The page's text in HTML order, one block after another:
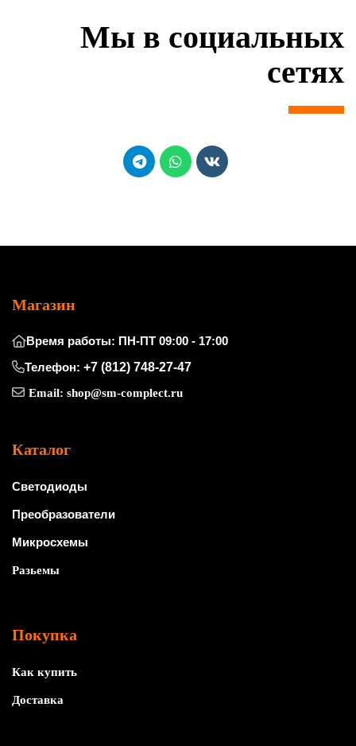
Мы в социальных
сетях
Магазин
Время работы: ПН-ПТ 09:00 - 17:00
Телефон: +7 (812) 748-27-47
Email: shop@sm-complect.ru
Каталог
Светодиоды
Преобразователи
Микросхемы
Разьемы
Покупка
Как купить
Доставка